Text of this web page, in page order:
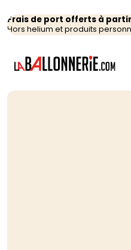
Frais de port offerts à
Hors helium et produits